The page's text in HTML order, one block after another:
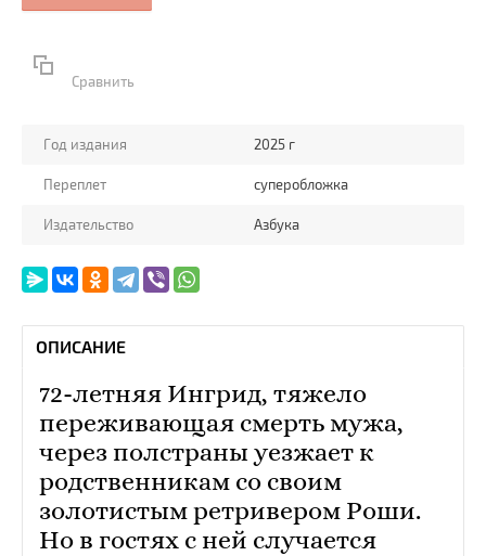
Сравнить
Год издания 2025 г
Переплет суперобложка
Издательство Азбука
ОПИСАНИЕ
72-летняя Ингрид, тяжело
переживающая смерть мужа,
через полстраны уезжает к
родственникам со своим
золотистым ретривером Роши.
Но в гостях с ней случается